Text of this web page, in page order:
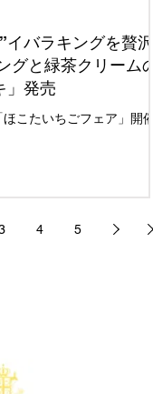
バラキングを贅沢
グと緑茶クリームの
」発売
こたいちごフェア」開催
4 5